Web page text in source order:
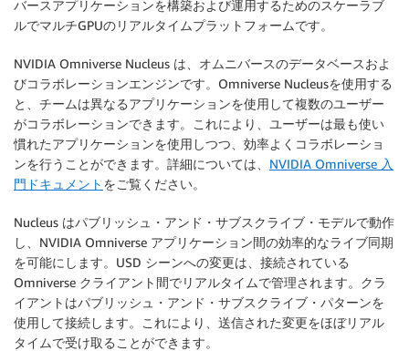
バースアプリケーションを構築および運用するためのスケーラブ
ルでマルチGPUのリアルタイムプラットフォームです。
NVIDIA Omniverse Nucleus は、オムニバースのデータベースおよ
びコラボレーションエンジンです。Omniverse Nucleusを使用する
と、チームは異なるアプリケーションを使用して複数のユーザー
がコラボレーションできます。これにより、ユーザーは最も使い
慣れたアプリケーションを使用しつつ、効率よくコラボレーショ
ンを行うことができます。詳細については、 NVIDIA Omniverse 入
門ドキュメント をご覧ください。
Nucleus はパブリッシュ・アンド・サブスクライブ・モデルで動作
し、NVIDIA Omniverse アプリケーション間の効率的なライブ同期
を可能にします。USD シーンへの変更は、接続されている
Omniverse クライアント間でリアルタイムで管理されます。クラ
イアントはパブリッシュ・アンド・サブスクライブ・パターンを
使用して接続します。これにより、送信された変更をほぼリアル
タイムで受け取ることができます。